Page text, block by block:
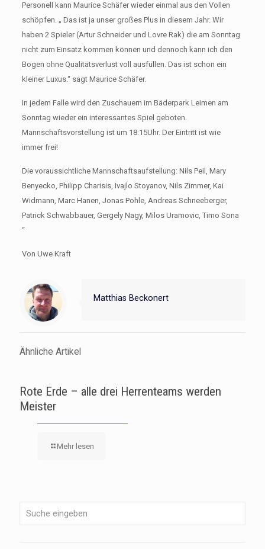
Personell kann Maurice Schäfer wieder einmal aus den Vollen
schöpfen. „ Das ist ja unser großes Plus in diesem Jahr. Wir
haben 2 Spieler (Artur Schneider und Lovre Rak) die am Sonntag
nicht zum Einsatz kommen können und dennoch kann ich den
Bogen ohne Qualitätsverlust voll ausfüllen. Das ist schon ein
kleiner Luxus.“ sagt Maurice Schäfer.
In jedem Falle wird den Zuschauern im Bäderpark Leimen am
Sonntag wieder ein interessantes Spiel geboten.
Mannschaftsvorstellung ist um 18:15Uhr. Der Eintritt ist wie
immer frei!
Die voraussichtliche Mannschaftsaufstellung: Nils Peil, Mary
Benyecko, Philipp Charisis, Ivajlo Stoyanov, Nils Zimmer, Kai
Widmann, Marc Hanen, Jonas Pohle, Andreas Schneeberger,
Patrick Schwabbauer, Gergely Nagy, Milos Uramovic, Timo Sona
“
Von Uwe Kraft
Matthias Beckonert
Ähnliche Artikel
Rote Erde – alle drei Herrenteams werden
Meister
Mehr lesen